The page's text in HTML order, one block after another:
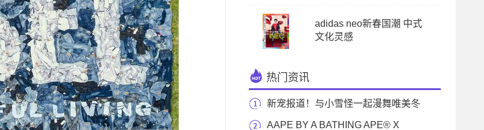
adidas neo新春国潮 中式
文化灵感
热门资讯
新宠报道！与小雪怪一起漫舞唯美冬
日 6IXTY8IGH
AAPE BY A BATHING APE® X